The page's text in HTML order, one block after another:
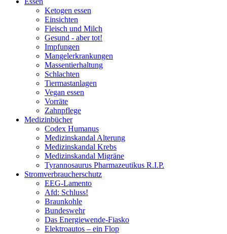
Ketogen essen
Einsichten
Fleisch und Milch
Gesund - aber tot!
Impfungen
Mangelerkrankungen
Massentierhaltung
Schlachten
Tiermastanlagen
Vegan essen
Vorräte
Zahnpflege
Medizinbücher
Codex Humanus
Medizinskandal Alterung
Medizinskandal Krebs
Medizinskandal Migräne
Tyrannosaurus Pharmazeutikus R.I.P.
Stromverbraucherschutz
EEG-Lamento
Afd: Schluss!
Braunkohle
Bundeswehr
Das Energiewende-Fiasko
Elektroautos – ein Flop